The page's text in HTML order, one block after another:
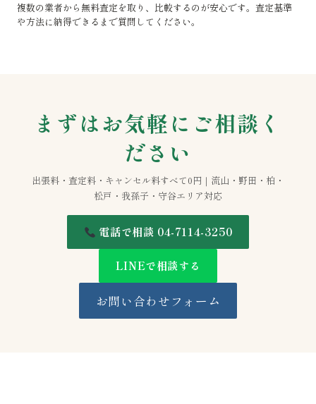
複数の業者から無料査定を取り、比較するのが安心です。査定基準
や方法に納得できるまで質問してください。
まずはお気軽にご相談く
ださい
出張料・査定料・キャンセル料すべて0円｜流山・野田・柏・
松戸・我孫子・守谷エリア対応
電話で相談 04-7114-3250
LINEで相談する
お問い合わせフォーム